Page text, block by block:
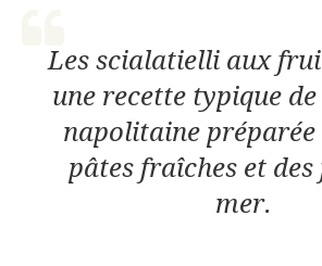
Les scialatielli aux
une recette typique
napolitaine préparée
pâtes fraîches et
mer.